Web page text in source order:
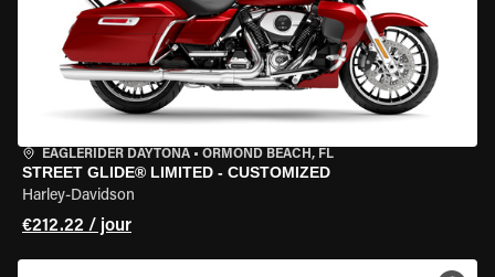
EAGLERIDER DAYTONA • ORMOND BEACH, FL
STREET GLIDE® LIMITED - CUSTOMIZED
Harley-Davidson
€212.22 / jour